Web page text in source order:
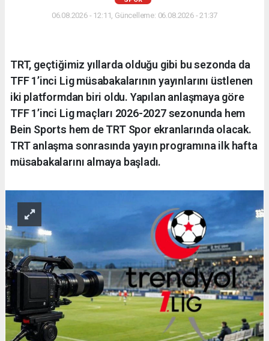
06.08.2026 - 12:11, Güncelleme: 06.08.2026 - 21:37
TRT, geçtiğimiz yıllarda olduğu gibi bu sezonda da
TFF 1’inci Lig müsabakalarının yayınlarını üstlenen
iki platformdan biri oldu. Yapılan anlaşmaya göre
TFF 1’inci Lig maçları 2026-2027 sezonunda hem
Bein Sports hem de TRT Spor ekranlarında olacak.
TRT anlaşma sonrasında yayın programına ilk hafta
müsabakalarını almaya başladı.